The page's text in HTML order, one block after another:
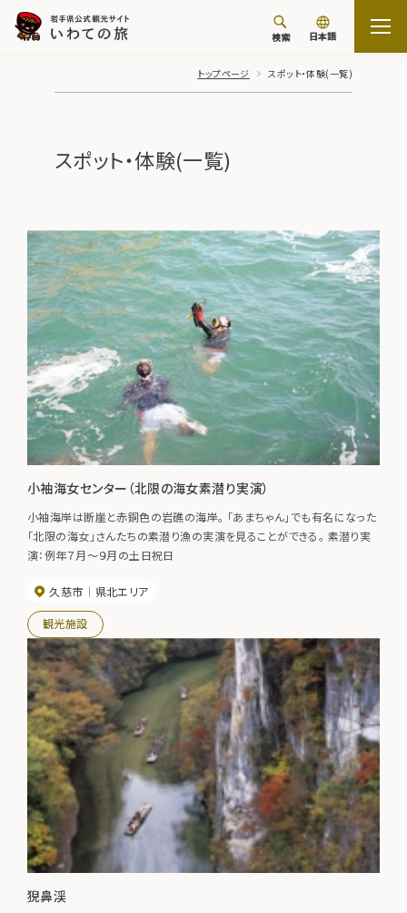
検索 日本語
トップページ スポット・体験(一覧)
スポット・体験(一覧)
小袖海女センター（北限の海女素潜り実演）
小袖海岸は断崖と赤銅色の岩礁の海岸。 「あまちゃん」でも有名になった
「北限の海女」さんたちの素潜り漁の実演を見ることができる。 素潜り実
演：例年７月～９月の土日祝日
久慈市 県北エリア
観光施設
猊鼻渓